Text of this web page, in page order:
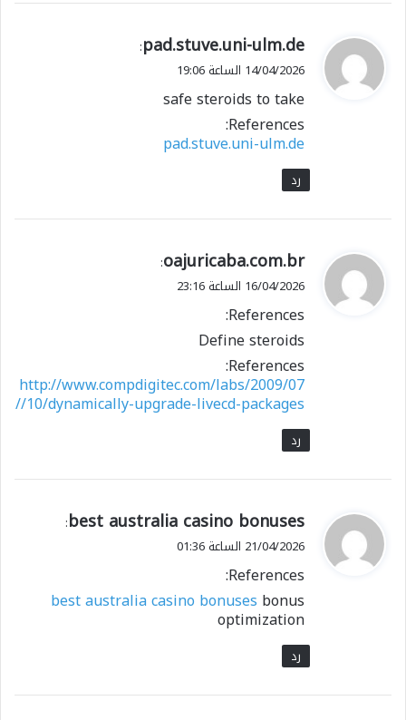
ي
ق
ل
pad.stuve.uni-ulm.de
:
14/04/2026 الساعة 19:06
safe steroids to take
References:
pad.stuve.uni-ulm.de
رد
ي
ق
ل
oajuricaba.com.br
:
16/04/2026 الساعة 23:16
References:
Define steroids
References:
http://www.compdigitec.com/labs/2009/07
/10/dynamically-upgrade-livecd-packages/
رد
ي
ق
ل
best australia casino bonuses
:
21/04/2026 الساعة 01:36
References:
best australia casino bonuses bonus
optimization
رد